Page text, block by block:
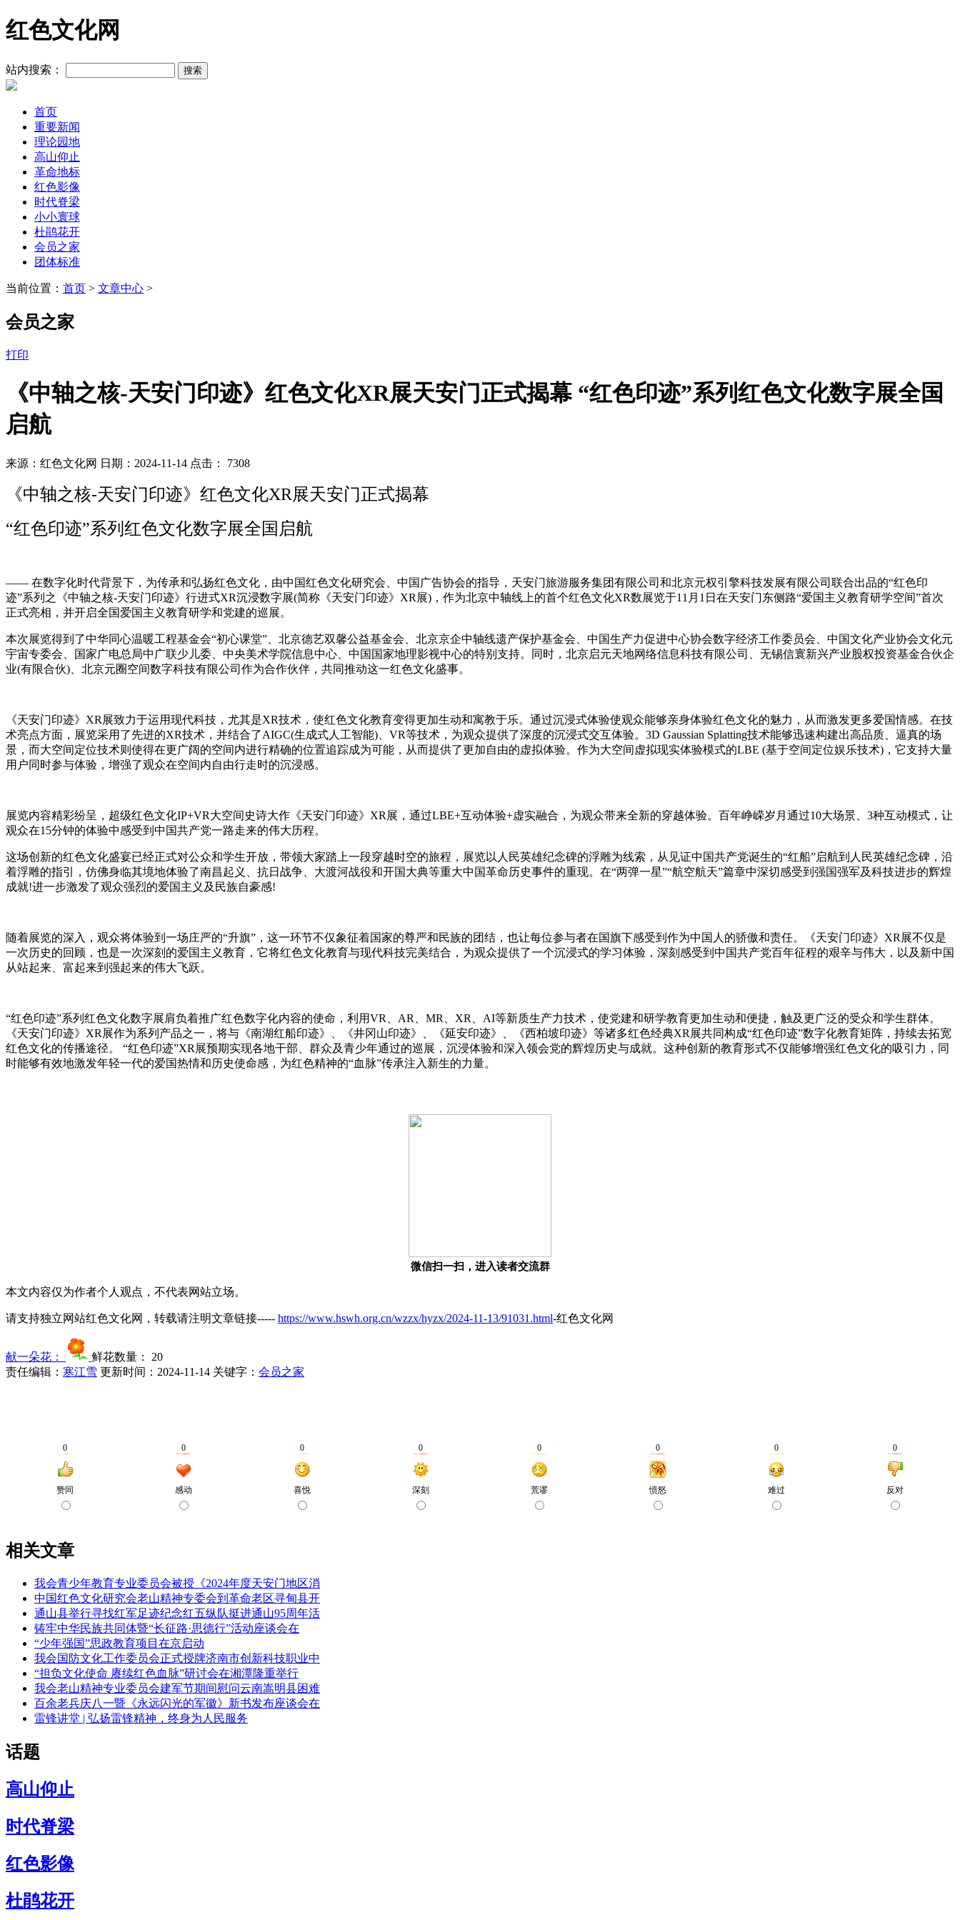
红色文化网
站内搜索：
首页
重要新闻
理论园地
高山仰止
革命地标
红色影像
时代脊梁
小小寰球
杜鹃花开
会员之家
团体标准
当前位置： 首页 > 文章中心 >
会员之家
打印
《中轴之核-天安门印迹》红色文化XR展天安门正式揭幕 “红色印迹”系列红色文化数字展全国
启航
来源：红色文化网 日期：2024-11-14 点击： 7308
《中轴之核-天安门印迹》红色文化XR展天安门正式揭幕
“红色印迹”系列红色文化数字展全国启航
—— 在数字化时代背景下，为传承和弘扬红色文化，由中国红色文化研究会、中国广告协会的指导，天安门旅游服务集团有限公司和北京元权引擎科技发展有限公司联合出品的“红色印
迹”系列之《中轴之核-天安门印迹》行进式XR沉浸数字展(简称《天安门印迹》XR展)，作为北京中轴线上的首个红色文化XR数展览于11月1日在天安门东侧路“爱国主义教育研学空间”首次
正式亮相，并开启全国爱国主义教育研学和党建的巡展。
本次展览得到了中华同心温暖工程基金会“初心课堂”、北京德艺双馨公益基金会、北京京企中轴线遗产保护基金会、中国生产力促进中心协会数字经济工作委员会、中国文化产业协会文化元
宇宙专委会、国家广电总局中广联少儿委、中央美术学院信息中心、中国国家地理影视中心的特别支持。同时，北京启元天地网络信息科技有限公司、无锡信寰新兴产业股权投资基金合伙企
业(有限合伙)、北京元圈空间数字科技有限公司作为合作伙伴，共同推动这一红色文化盛事。
《天安门印迹》XR展致力于运用现代科技，尤其是XR技术，使红色文化教育变得更加生动和寓教于乐。通过沉浸式体验使观众能够亲身体验红色文化的魅力，从而激发更多爱国情感。在技
术亮点方面，展览采用了先进的XR技术，并结合了AIGC(生成式人工智能)、VR等技术，为观众提供了深度的沉浸式交互体验。3D Gaussian Splatting技术能够迅速构建出高品质、逼真的场
景，而大空间定位技术则使得在更广阔的空间内进行精确的位置追踪成为可能，从而提供了更加自由的虚拟体验。作为大空间虚拟现实体验模式的LBE (基于空间定位娱乐技术)，它支持大量
用户同时参与体验，增强了观众在空间内自由行走时的沉浸感。
展览内容精彩纷呈，超级红色文化IP+VR大空间史诗大作《天安门印迹》XR展，通过LBE+互动体验+虚实融合，为观众带来全新的穿越体验。百年峥嵘岁月通过10大场景、3种互动模式，让
观众在15分钟的体验中感受到中国共产党一路走来的伟大历程。
这场创新的红色文化盛宴已经正式对公众和学生开放，带领大家踏上一段穿越时空的旅程，展览以人民英雄纪念碑的浮雕为线索，从见证中国共产党诞生的“红船”启航到人民英雄纪念碑，沿
着浮雕的指引，仿佛身临其境地体验了南昌起义、抗日战争、大渡河战役和开国大典等重大中国革命历史事件的重现。在“两弹一星”“航空航天”篇章中深切感受到强国强军及科技进步的辉煌
成就!进一步激发了观众强烈的爱国主义及民族自豪感!
随着展览的深入，观众将体验到一场庄严的“升旗”，这一环节不仅象征着国家的尊严和民族的团结，也让每位参与者在国旗下感受到作为中国人的骄傲和责任。《天安门印迹》XR展不仅是
一次历史的回顾，也是一次深刻的爱国主义教育，它将红色文化教育与现代科技完美结合，为观众提供了一个沉浸式的学习体验，深刻感受到中国共产党百年征程的艰辛与伟大，以及新中国
从站起来、富起来到强起来的伟大飞跃。
“红色印迹”系列红色文化数字展肩负着推广红色数字化内容的使命，利用VR、AR、MR、XR、AI等新质生产力技术，使党建和研学教育更加生动和便捷，触及更广泛的受众和学生群体。
《天安门印迹》XR展作为系列产品之一，将与《南湖红船印迹》、《井冈山印迹》、《延安印迹》、《西柏坡印迹》等诸多红色经典XR展共同构成“红色印迹”数字化教育矩阵，持续去拓宽
红色文化的传播途径。 “红色印迹”XR展预期实现各地干部、群众及青少年通过的巡展，沉浸体验和深入领会党的辉煌历史与成就。这种创新的教育形式不仅能够增强红色文化的吸引力，同
时能够有效地激发年轻一代的爱国热情和历史使命感，为红色精神的“血脉”传承注入新生的力量。
微信扫一扫，进入读者交流群
本文内容仅为作者个人观点，不代表网站立场。
请支持独立网站红色文化网，转载请注明文章链接----- https://www.hswh.org.cn/wzzx/hyzx/2024-11-13/91031.html-红色文化网
献一朵花： 鲜花数量： 20
责任编辑： 寒江雪 更新时间：2024-11-14 关键字： 会员之家
相关文章
我会青少年教育专业委员会被授《2024年度天安门地区消
中国红色文化研究会老山精神专委会到革命老区寻甸县开
通山县举行寻找红军足迹纪念红五纵队挺进通山95周年活
铸牢中华民族共同体暨“长征路·思德行”活动座谈会在
“少年强国”思政教育项目在京启动
我会国防文化工作委员会正式授牌济南市创新科技职业中
“担负文化使命 赓续红色血脉”研讨会在湘潭隆重举行
我会老山精神专业委员会建军节期间慰问云南嵩明县困难
百余老兵庆八一暨《永远闪光的军徽》新书发布座谈会在
雷锋讲堂 | 弘扬雷锋精神，终身为人民服务
话题
高山仰止
时代脊梁
红色影像
杜鹃花开